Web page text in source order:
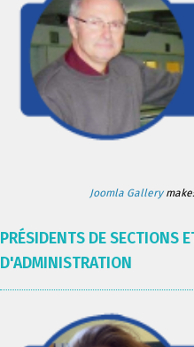
Joomla Gallery
PRÉSIDENTS DE SECTIONS
D'ADMINISTRATION